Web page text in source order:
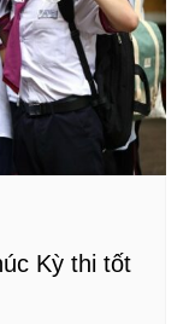
Kỳ thi tốt